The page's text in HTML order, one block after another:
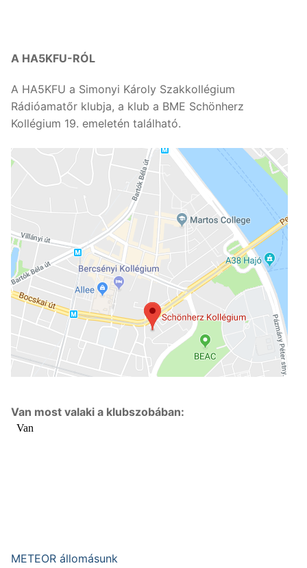
A HA5KFU-RÓL
A HA5KFU a Simonyi Károly Szakkollégium
Rádióamatőr klubja, a klub a BME Schönherz
Kollégium 19. emeletén található.
Van most valaki a klubszobában:
METEOR állomásunk